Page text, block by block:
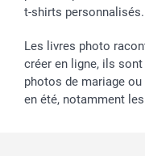
smartbonus
t-shirts personnalisés.
Les livres photo
créer en ligne, ils
photos de mariage
en été, notamment